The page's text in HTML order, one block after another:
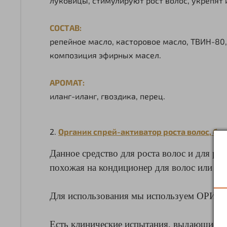
СОСТАВ:
репейное масло, касторовое масло, ТВИН-
композиция эфирных масел.
АРОМАТ:
иланг-иланг, гвоздика, перец.
2. Органик спрей-активатор роста волос,
Данное средство для роста волос и для
похожая на кондиционер для волос или
Для использования мы используем
Есть клинические испытания,